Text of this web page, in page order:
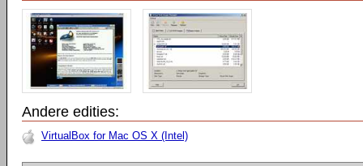
Andere edities:
VirtualBox for Mac OS X (Intel)